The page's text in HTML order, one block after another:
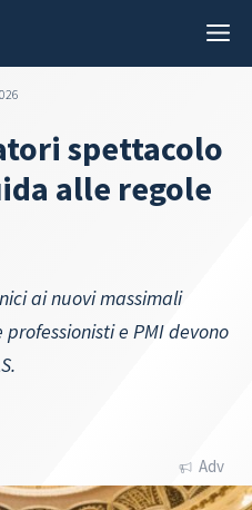
spettacolo
alle regole
ai nuovi massimali
e PMI devono
Adv